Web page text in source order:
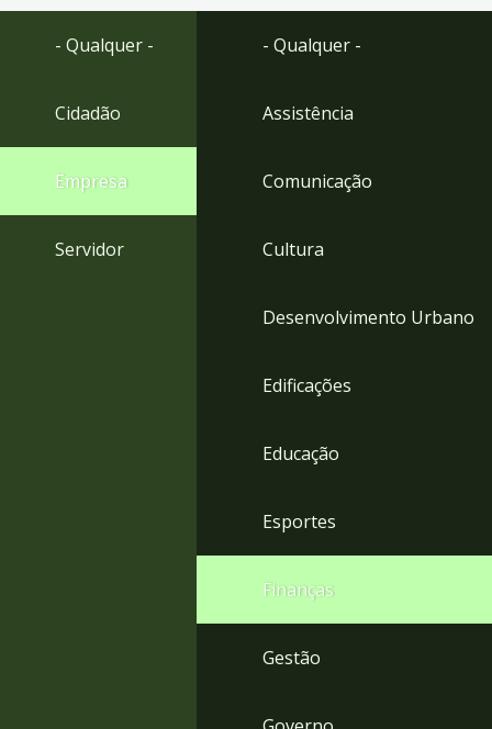
Ir
- Qualquer -
Cidadão
Empresa
Servidor
- Qualquer -
Assistência
Comunicação
Cultura
Desenvolvimento Urbano
Edificações
Educação
Esportes
Finanças
Gestão